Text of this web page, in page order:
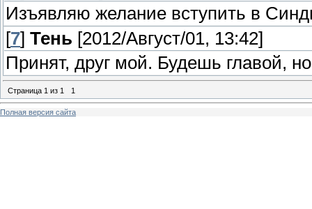
Изъявляю желание вступить в
[7] Тень [2012/Август/01, 13:42]
Принят, друг мой. Будешь главой,
Страница 1 из 1 1
Полная версия сайта